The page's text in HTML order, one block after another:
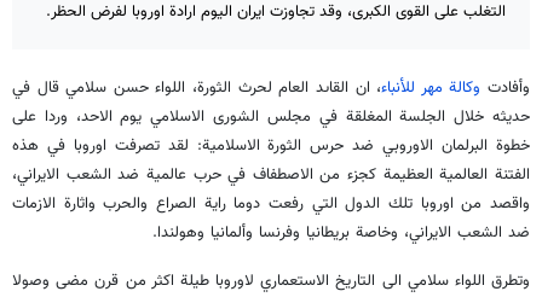
التغلب على القوى الكبرى، وقد تجاوزت ايران اليوم ارادة اوروبا لفرض الحظر.
وأفادت وكالة مهر للأنباء، ان القاىد العام لحرث الثورة، اللواء حسن سلامي قال في
حديثه خلال الجلسة المغلقة في مجلس الشورى الاسلامي يوم الاحد، وردا على
خطوة البرلمان الاوروبي ضد حرس الثورة الاسلامية: لقد تصرفت اوروبا في هذه
الفتنة العالمية العظيمة كجزء من الاصطفاف في حرب عالمية ضد الشعب الايراني،
واقصد من اوروبا تلك الدول التي رفعت دوما راية الصراع والحرب واثارة الازمات
ضد الشعب الايراني، وخاصة بريطانيا وفرنسا وألمانيا وهولندا.
وتطرق اللواء سلامي الى التاريخ الاستعماري لاوروبا طيلة اكثر من قرن مضى وصولا